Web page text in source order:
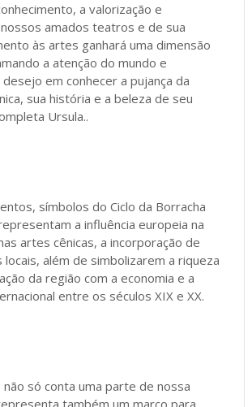
a valorização e
amados teatros e de sua
às artes ganhará uma dimensão
a atenção do mundo e
em conhecer a pujança da
sua história e a beleza de seu
Ursula..
símbolos do Ciclo da Borracha
a influência europeia na
artes cênicas, a incorporação de
além de simbolizarem a riqueza
da região com a economia e a
entre os séculos XIX e XX.
só conta uma parte de nossa